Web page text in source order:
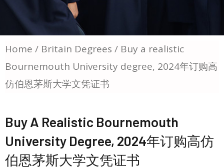
Home / Britain Degrees / Buy a realistic
Bournemouth University degree, 2024年订购高
仿伯恩茅斯大学文凭证书
Buy A Realistic Bournemouth
University Degree, 2024年订购高仿
伯恩茅斯大学文凭证书